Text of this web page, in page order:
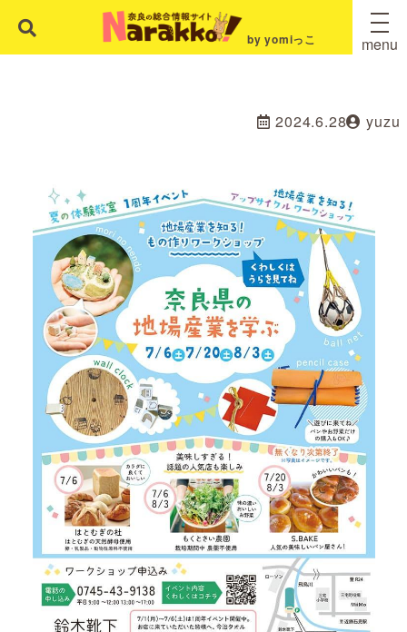
by yomiっこ menu
2024.6.28 yuzu